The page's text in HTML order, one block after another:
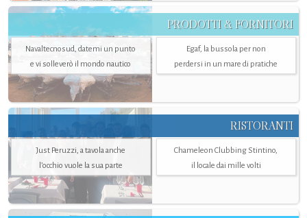
PRODOTTI & FORNITORI
Navaltecnosud, datemi un punto
e vi solleverò il mondo nautico
Egaf, la bussola per non
perdersi in un mare di pratiche
RISTORANTI
Just Peruzzi, a tavola anche
l’occhio vuole la sua parte
Chameleon Clubbing Stintino,
il locale dai mille volti